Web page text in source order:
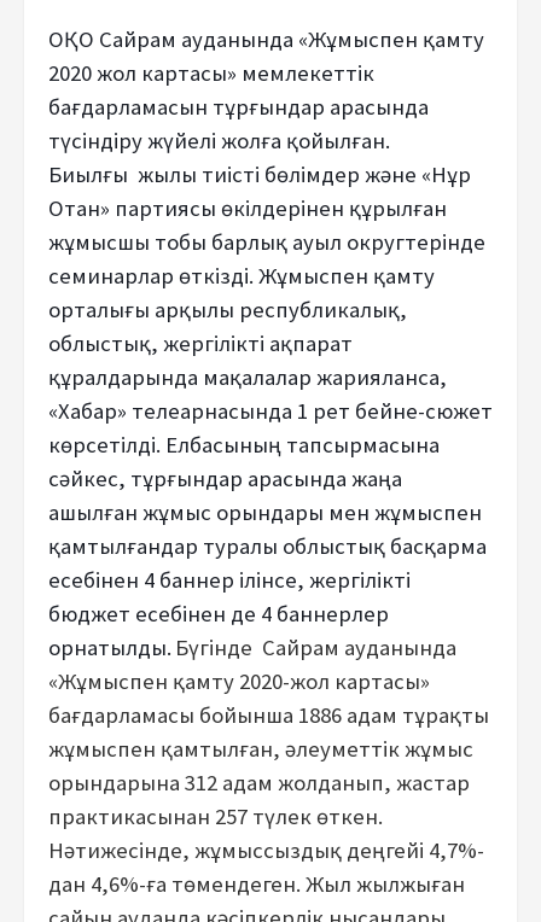
ОҚО Сайрам ауданында «Жұмыспен қамту
2020 жол картасы» мемлекеттік
бағдарламасын тұрғындар арасында
түсіндіру жүйелі жолға қойылған.
Биылғы жылы тиісті бөлімдер және «Нұр
Отан» партиясы өкілдерінен құрылған
жұмысшы тобы барлық ауыл округтерінде
семинарлар өткізді. Жұмыспен қамту
орталығы арқылы республикалық,
облыстық, жергілікті ақпарат
құралдарында мақалалар жарияланса,
«Хабар» телеарнасында 1 рет бейне-сюжет
көрсетілді. Елбасының тапсырмасына
сәйкес, тұрғындар арасында жаңа
ашылған жұмыс орындары мен жұмыспен
қамтылғандар туралы облыстық басқарма
есебінен 4 баннер ілінсе, жергілікті
бюджет есебінен де 4 баннерлер
орнатылды. Бүгінде Сайрам ауданында
«Жұмыспен қамту 2020-жол картасы»
бағдарламасы бойынша 1886 адам тұрақты
жұмыспен қамтылған, әлеуметтік жұмыс
орындарына 312 адам жолданып, жастар
практикасынан 257 түлек өткен.
Нәтижесінде, жұмыссыздық деңгейі 4,7%-
дан 4,6%-ға төмендеген. Жыл жылжыған